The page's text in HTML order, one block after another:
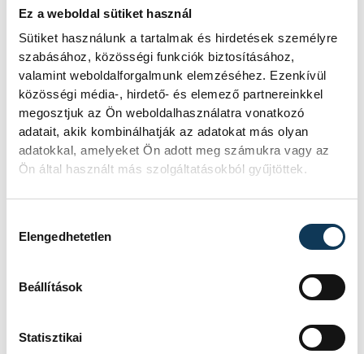
Ez a weboldal sütiket használ
Sütiket használunk a tartalmak és hirdetések személyre
szabásához, közösségi funkciók biztosításához,
valamint weboldalforgalmunk elemzéséhez. Ezenkívül
közösségi média-, hirdető- és elemező partnereinkkel
megosztjuk az Ön weboldalhasználatra vonatkozó
adatait, akik kombinálhatják az adatokat más olyan
adatokkal, amelyeket Ön adott meg számukra vagy az
Ön által használt más szolgáltatásokból gyűjtöttek.
Elengedhetetlen
Beállítások
Statisztikai
Újra kilátszik a Dunából az aszály
hírnöke! Régen a felbukkanása egyet
jelentett az éhínséggel, ma pedig a
klímaváltozás okozta extrém
szárazságra hívja fel a figyelmet.
Elmeséljük a baljós kőtömb
történetét.
Magyar Péter:
Magyarország
energiaellátása stabil
energiaellátása, a paksi erőmű
hibamentesen működjön - közölte a